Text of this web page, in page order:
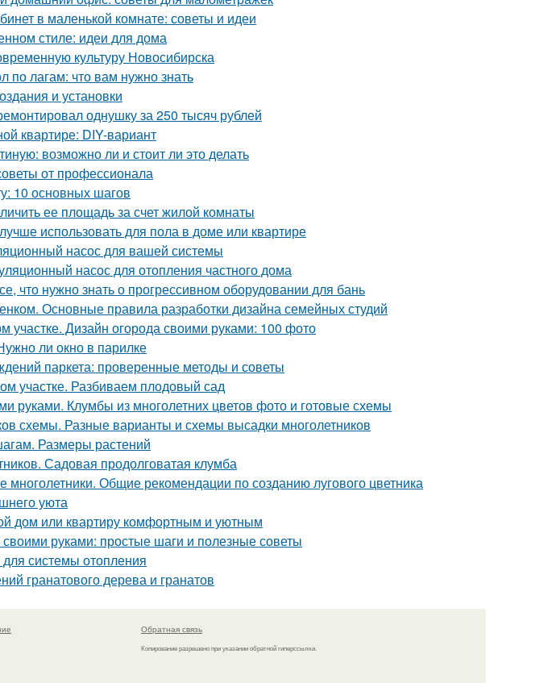
в маленькой комнате: советы и идеи
стиле: идеи для дома
культуру Новосибирска
лагам: что вам нужно знать
и установки
однушку за 250 тысяч рублей
квартире: DIY-вариант
возможно ли и стоит ли это делать
от профессионала
10 основных шагов
ее площадь за счет жилой комнаты
использовать для пола в доме или квартире
насос для вашей системы
насос для отопления частного дома
что нужно знать о прогрессивном оборудовании для бань
Основные правила разработки дизайна семейных студий
Дизайн огорода своими руками: 100 фото
ли окно в парилке
паркета: проверенные методы и советы
участке. Разбиваем плодовый сад
руками. Клумбы из многолетних цветов фото и готовые схемы
схемы. Разные варианты и схемы высадки многолетников
Размеры растений
Садовая продолговатая клумба
многолетники. Общие рекомендации по созданию лугового цветника
уюта
дом или квартиру комфортным и уютным
своими руками: простые шаги и полезные советы
для системы отопления
гранатового дерева и гранатов
Обратная связь
Копирование разрешено при указании обратной гиперссылки.